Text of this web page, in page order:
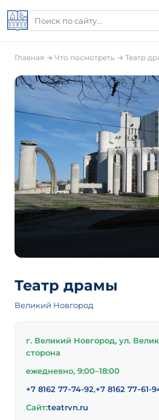
Главная → Что посмотреть → Театр
Театр драмы
Великий Новгород
г. Великий Новгород, ул.
сторона
ежедневно, 9:00–18:00
+7 8162 77‑74-92,+7 8162 77‑61-
Сайт:teatrvn.ru